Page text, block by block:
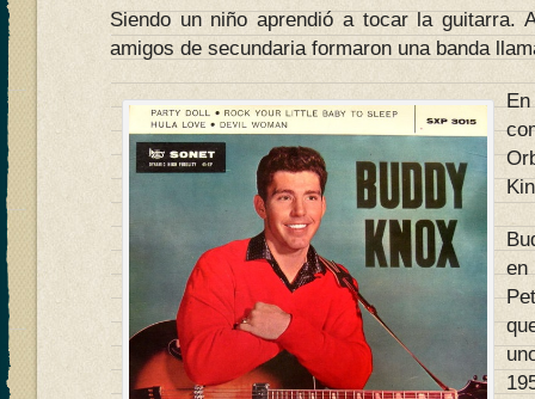
Siendo un niño aprendió a tocar la guitarra.
amigos de secundaria formaron una banda